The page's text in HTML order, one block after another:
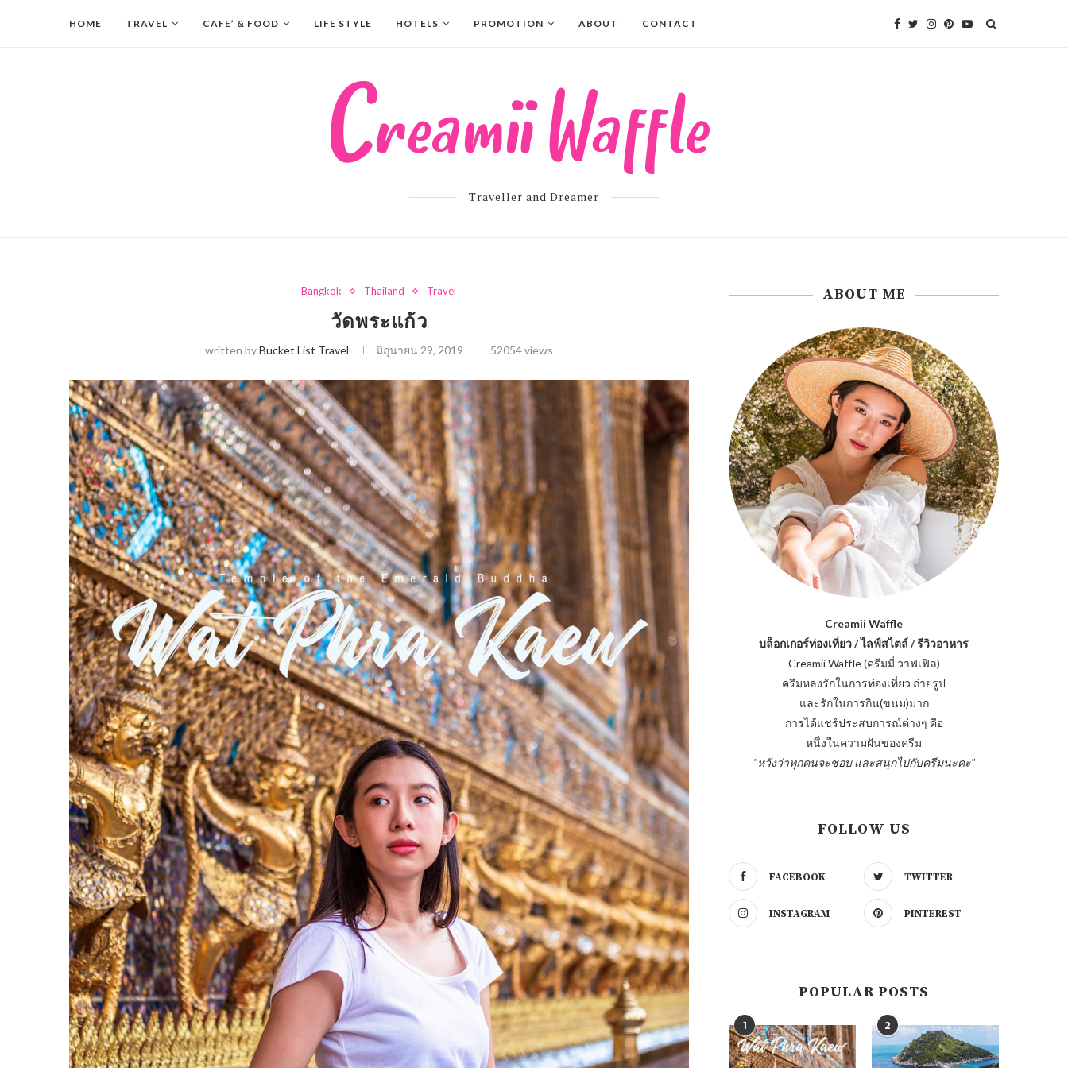
HOME TRAVEL CAFE’ & FOOD LIFE STYLE HOTELS PROMOTION ABOUT CONTACT
Traveller and Dreamer
Bangkok Thailand Travel
วัดพระแก้ว
written byBucket List Travel มิถุนายน 29, 2019 52054views
ABOUT ME
Creamii Waffle
บล็อกเกอร์ท่องเที่ยว / ไลฟ์สไตล์ / รีวิวอาหาร
Creamii Waffle (ครีมมี่ วาฟเฟิล)
ครีมหลงรักในการท่องเที่ยว ถ่ายรูป
และรักในการกิน(ขนม)มาก
การได้แชร์ประสบการณ์ต่างๆ คือ
หนึ่งในความฝันของครีม
"หวังว่าทุกคนจะชอบ และสนุกไปกับครีมนะคะ"
FOLLOW US
FACEBOOK TWITTER
INSTAGRAM PINTEREST
POPULAR POSTS
1 2